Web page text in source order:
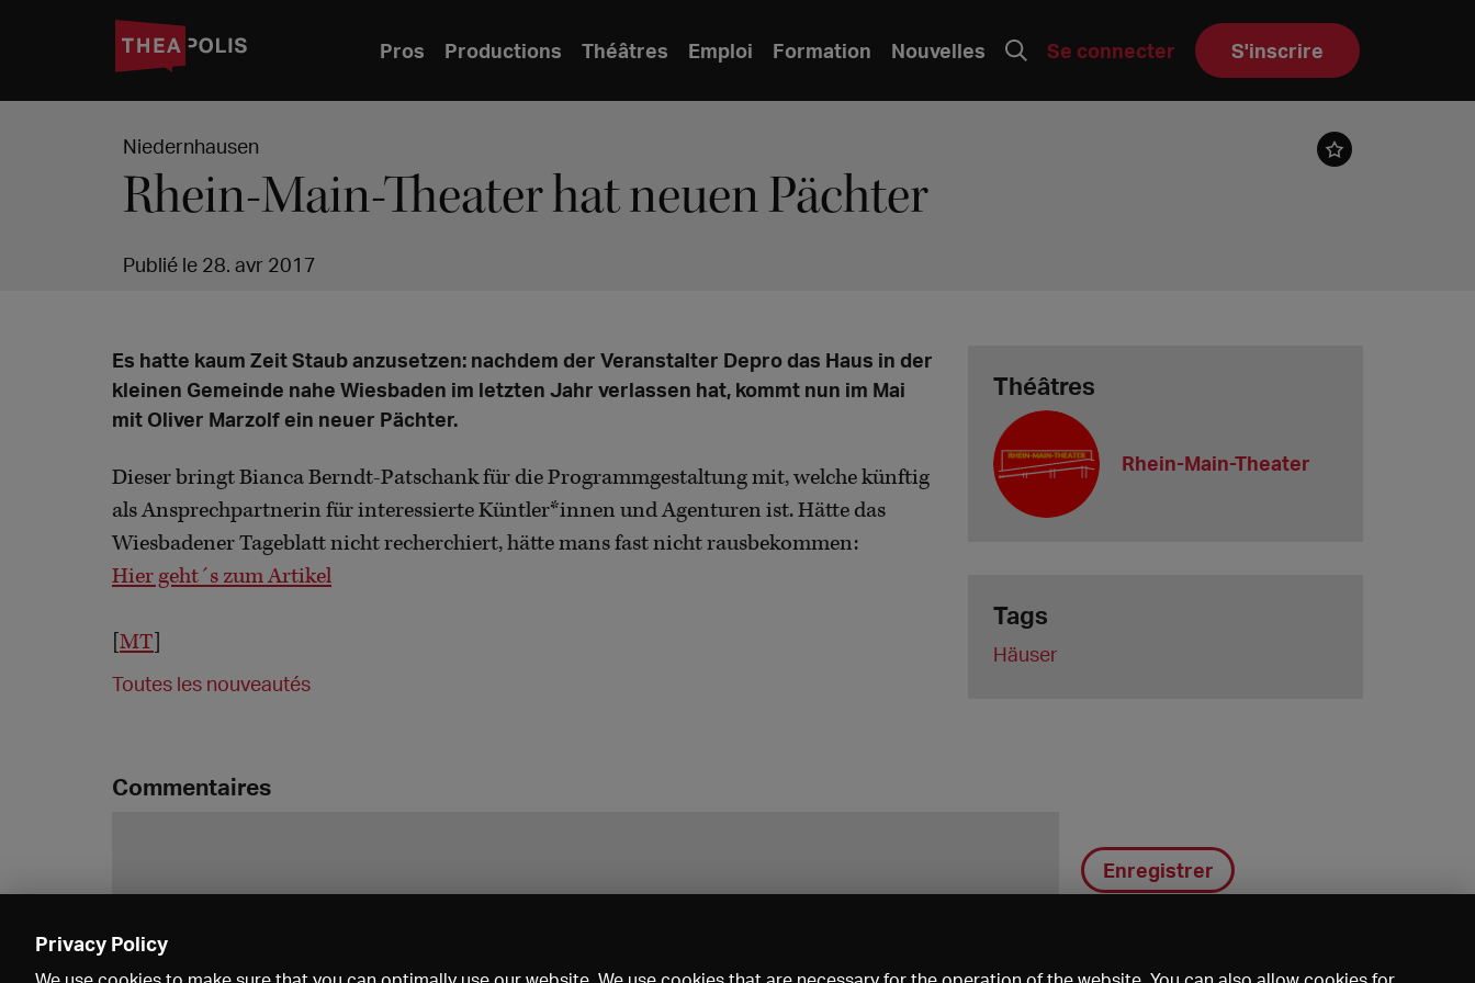
Pros Productions Théâtres Emploi Formation Nouvelles Se connecter S'inscrire
Niedernhausen
Rhein-Main-Theater hat neuen Pächter
Publié le 28. avr 2017
Es hatte kaum Zeit Staub anzusetzen: nachdem der Veranstalter Depro das Haus in der
kleinen Gemeinde nahe Wiesbaden im letzten Jahr verlassen hat, kommt nun im Mai
mit Oliver Marzolf ein neuer Pächter.
Dieser bringt Bianca Berndt-Patschank für die Programmgestaltung mit, welche künftig
als Ansprechpartnerin für interessierte Küntler*innen und Agenturen ist. Hätte das
Wiesbadener Tageblatt nicht recherchiert, hätte mans fast nicht rausbekommen:
Hier geht´s zum Artikel
MT
Toutes les nouveautés
Théâtres
Rhein-Main-Theater
Tags
Häuser
Commentaires
Enregistrer
Privacy Policy